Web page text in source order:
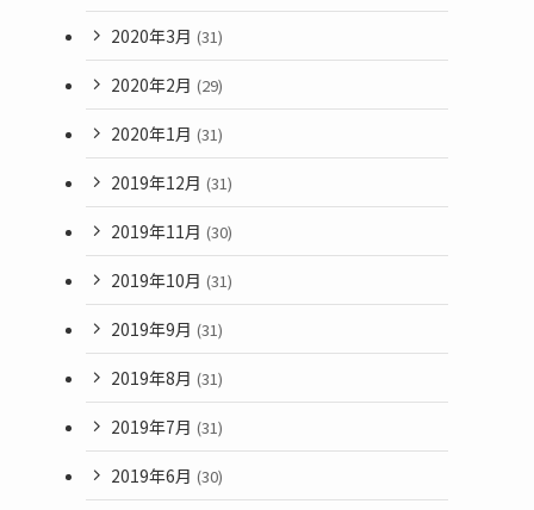
2020年3月 (31)
2020年2月 (29)
2020年1月 (31)
2019年12月 (31)
2019年11月 (30)
2019年10月 (31)
2019年9月 (31)
2019年8月 (31)
2019年7月 (31)
2019年6月 (30)